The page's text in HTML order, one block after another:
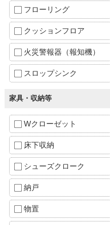
フローリング
クッションフロア
火災警報器（報知機）
スロップシンク
家具・収納等
Wクローゼット
床下収納
シューズクローク
納戸
物置